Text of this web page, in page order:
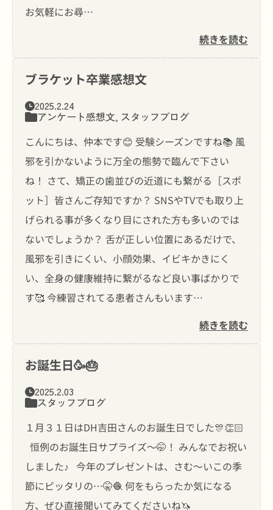
お気軽にお尋…
続きを読む
ブラケット卒業感想文
2025.2.24
アンケート感想文, スタッフブログ
こんにちは、仲本です😊 受験シーズンですね📚 風
邪を引かないように万全の態勢で臨んで下さい
ね！ さて、矯正の歯並びの近道にも繋がる［スポ
ット］皆さんご存知ですか？ SNSやTVでも取り上
げられる事が多くなり目にされた方も多いのでは
ないでしょうか？ 舌が正しい位置にあるだけで、
風邪を引きにくい、小顔効果、イビキかきにく
い、全身の健康維持に繋がるなど良い事ばかりで
す🥰 今練習されてる患者さんもいます…
続きを読む
お誕生日🥳🎂
2025.2.03
スタッフブログ
１月３１日はDH吉田さんのお誕生日でした🎊👏🏻
恒例のお誕生日サプライズ〜🤭！ みんなでお祝い
しました♪ 今年のプレゼントは、さむ〜いこの季
節にピッタリの…🤫🧶 何をもらったか気になる
方、ぜひ直接聞いてみてくださいね🦄